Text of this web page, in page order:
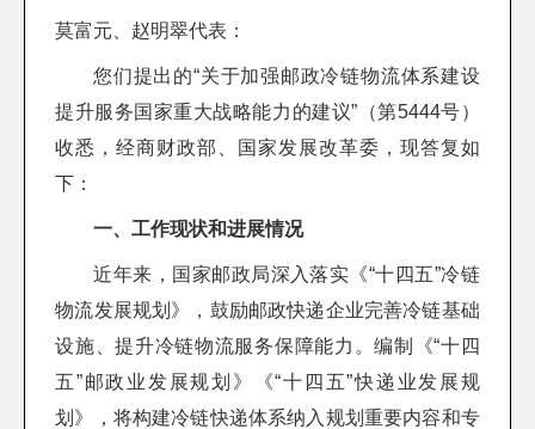
莫富元、赵明翠代表：
您们提出的“关于加强邮政冷链物流体系建设
提升服务国家重大战略能力的建议”（第5444号）
收悉，经商财政部、国家发展改革委，现答复如
下：
一、工作现状和进展情况
近年来，国家邮政局深入落实《“十四五”冷链
物流发展规划》，鼓励邮政快递企业完善冷链基础
设施、提升冷链物流服务保障能力。编制《“十四
五”邮政业发展规划》《“十四五”快递业发展规
划》，将构建冷链快递体系纳入规划重要内容和专